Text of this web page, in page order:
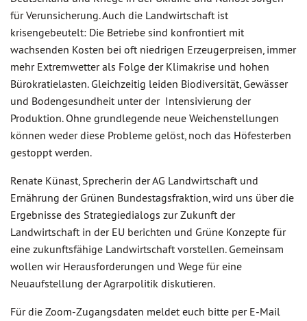
für Verunsicherung. Auch die Landwirtschaft ist
krisengebeutelt: Die Betriebe sind konfrontiert mit
wachsenden Kosten bei oft niedrigen Erzeugerpreisen, immer
mehr Extremwetter als Folge der Klimakrise und hohen
Bürokratielasten. Gleichzeitig leiden Biodiversität, Gewässer
und Bodengesundheit unter der Intensivierung der
Produktion. Ohne grundlegende neue Weichenstellungen
können weder diese Probleme gelöst, noch das Höfesterben
gestoppt werden.
Renate Künast, Sprecherin der AG Landwirtschaft und
Ernährung der Grünen Bundestagsfraktion, wird uns über die
Ergebnisse des Strategiedialogs zur Zukunft der
Landwirtschaft in der EU berichten und Grüne Konzepte für
eine zukunftsfähige Landwirtschaft vorstellen. Gemeinsam
wollen wir Herausforderungen und Wege für eine
Neuaufstellung der Agrarpolitik diskutieren.
Für die Zoom-Zugangsdaten meldet euch bitte per E-Mail